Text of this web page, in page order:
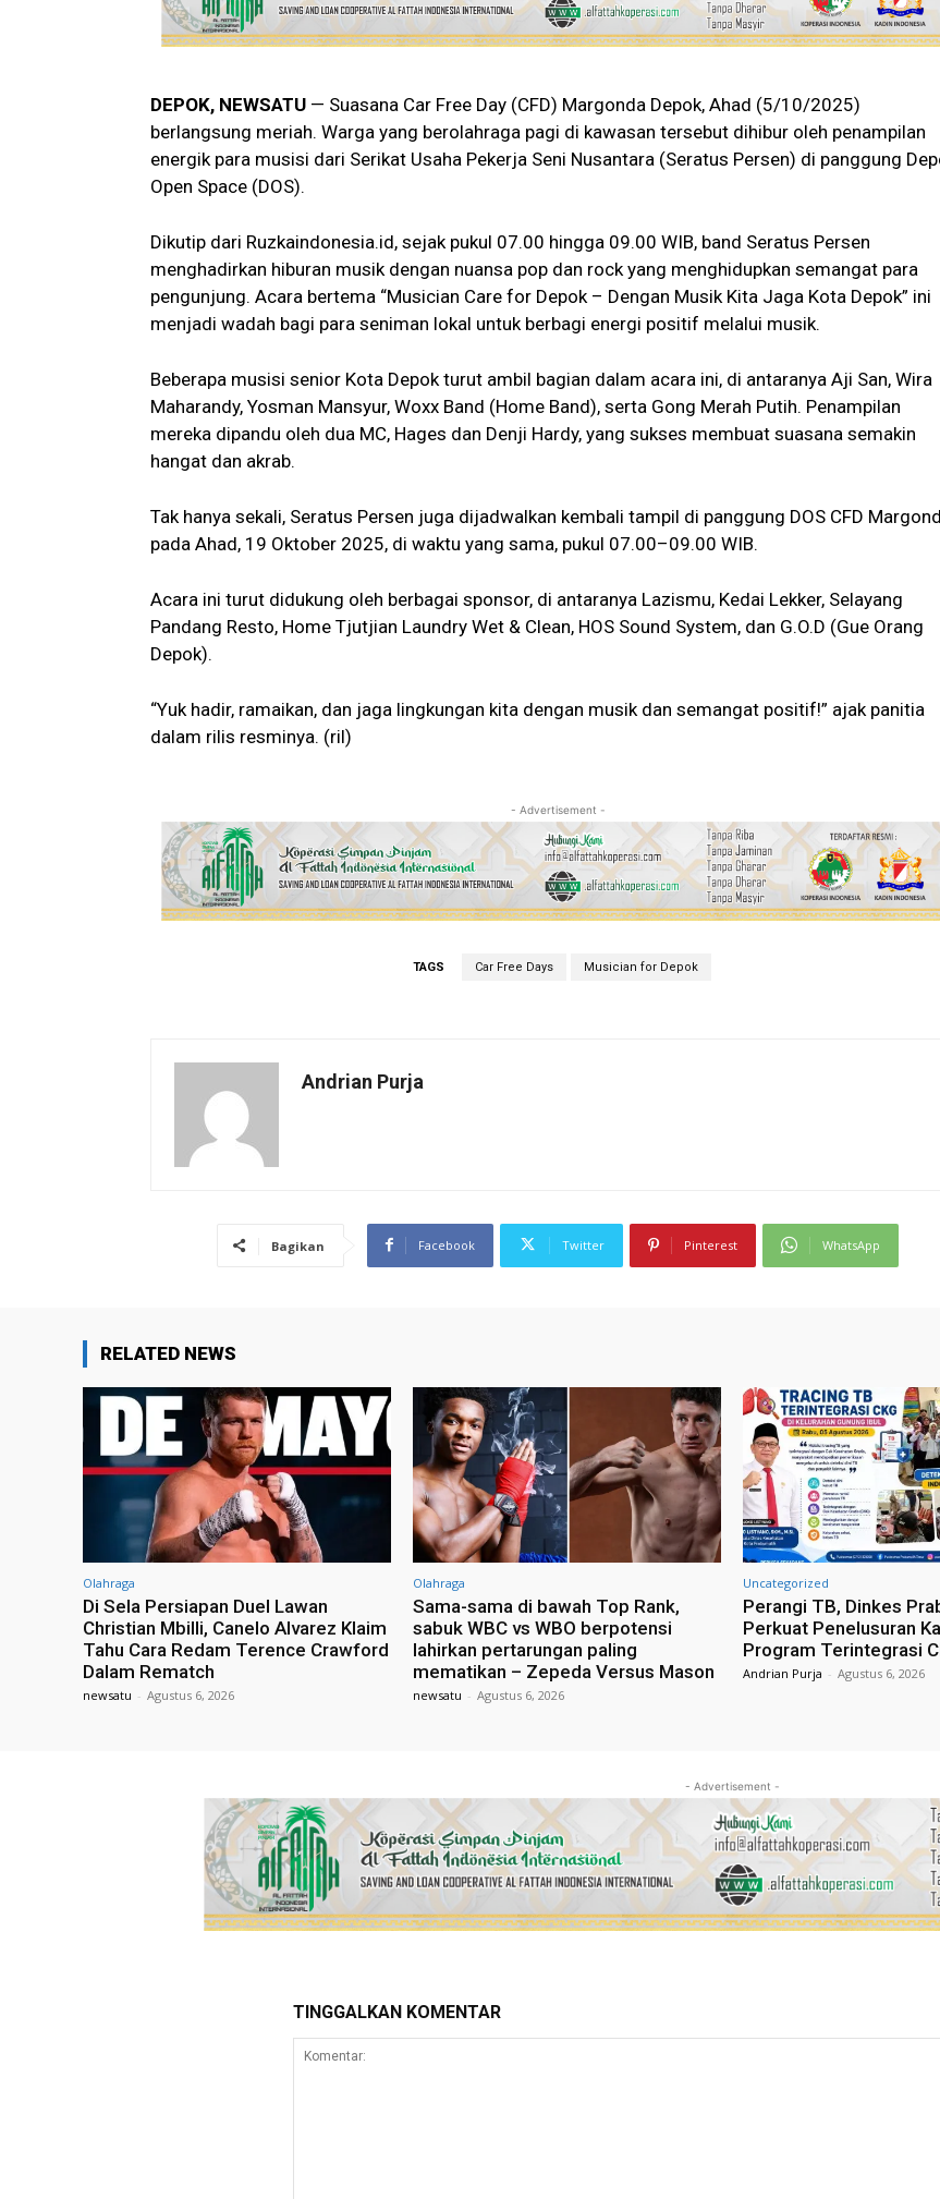
DEPOK, NEWSATU — Suasana Car Free Day (CFD) Margonda Depok, Ahad (5/10/2025)
berlangsung meriah. Warga yang berolahraga pagi di kawasan tersebut dihibur oleh penampilan
energik para musisi dari Serikat Usaha Pekerja Seni Nusantara (Seratus Persen) di panggung
Open Space (DOS).
Dikutip dari Ruzkaindonesia.id, sejak pukul 07.00 hingga 09.00 WIB, band Seratus Persen
menghadirkan hiburan musik dengan nuansa pop dan rock yang menghidupkan semangat para
pengunjung. Acara bertema “Musician Care for Depok – Dengan Musik Kita Jaga Kota Depok” ini
menjadi wadah bagi para seniman lokal untuk berbagi energi positif melalui musik.
Beberapa musisi senior Kota Depok turut ambil bagian dalam acara ini, di antaranya Aji San, Wira
Maharandy, Yosman Mansyur, Woxx Band (Home Band), serta Gong Merah Putih. Penampilan
mereka dipandu oleh dua MC, Hages dan Denji Hardy, yang sukses membuat suasana semakin
hangat dan akrab.
Tak hanya sekali, Seratus Persen juga dijadwalkan kembali tampil di panggung DOS CFD
pada Ahad, 19 Oktober 2025, di waktu yang sama, pukul 07.00–09.00 WIB.
Acara ini turut didukung oleh berbagai sponsor, di antaranya Lazismu, Kedai Lekker, Selayang
Pandang Resto, Home Tjutjian Laundry Wet & Clean, HOS Sound System, dan G.O.D (Gue Orang
Depok).
“Yuk hadir, ramaikan, dan jaga lingkungan kita dengan musik dan semangat positif!” ajak panitia
dalam rilis resminya. (ril)
- Advertisement -
TAGS Car Free Days Musician for Depok
Andrian Purja
Bagikan Facebook Twitter Pinterest WhatsApp
RELATED NEWS
Olahraga
Di Sela Persiapan Duel Lawan
Christian Mbilli, Canelo Alvarez Klaim
Tahu Cara Redam Terence Crawford
Dalam Rematch
newsatu - Agustus 6, 2026
Olahraga
Sama-sama di bawah Top Rank,
sabuk WBC vs WBO berpotensi
lahirkan pertarungan paling
mematikan – Zepeda Versus Mason
newsatu - Agustus 6, 2026
Uncategorized
Perangi TB, Dinkes
Perkuat Penelusuran
Program Terintegrasi
Andrian Purja - Agustus 6, 2026
- Advertisement -
TINGGALKAN KOMENTAR